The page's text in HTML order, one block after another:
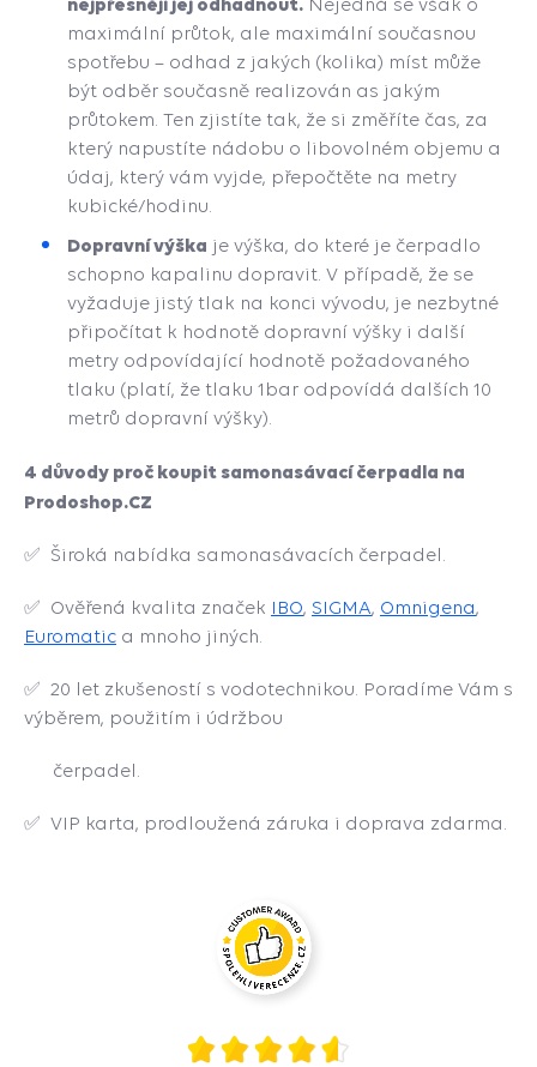
Nejedná se však o
maximální průtok, ale maximální současnou
spotřebu – odhad z jakých (kolika) míst může
být odběr současně realizován as jakým
průtokem. Ten zjistíte tak, že si změříte čas, za
který napustíte nádobu o libovolném objemu a
údaj, který vám vyjde, přepočtěte na metry
kubické/hodinu.
Dopravní výška je výška, do které je čerpadlo
schopno kapalinu dopravit. V případě, že se
vyžaduje jistý tlak na konci vývodu, je nezbytné
připočítat k hodnotě dopravní výšky i další
metry odpovídající hodnotě požadovaného
tlaku (platí, že tlaku 1bar odpovídá dalších 10
metrů dopravní výšky).
4 důvody proč koupit samonasávací čerpadla na
Prodoshop.CZ
✅ Široká nabídka samonasávacích čerpadel.
✅ Ověřená kvalita značek IBO, SIGMA, Omnigena,
Euromatic a mnoho jiných.
✅ 20 let zkušeností s vodotechnikou. Poradíme Vám s
výběrem, použitím i údržbou
čerpadel.
✅ VIP karta, prodloužená záruka i doprava zdarma.